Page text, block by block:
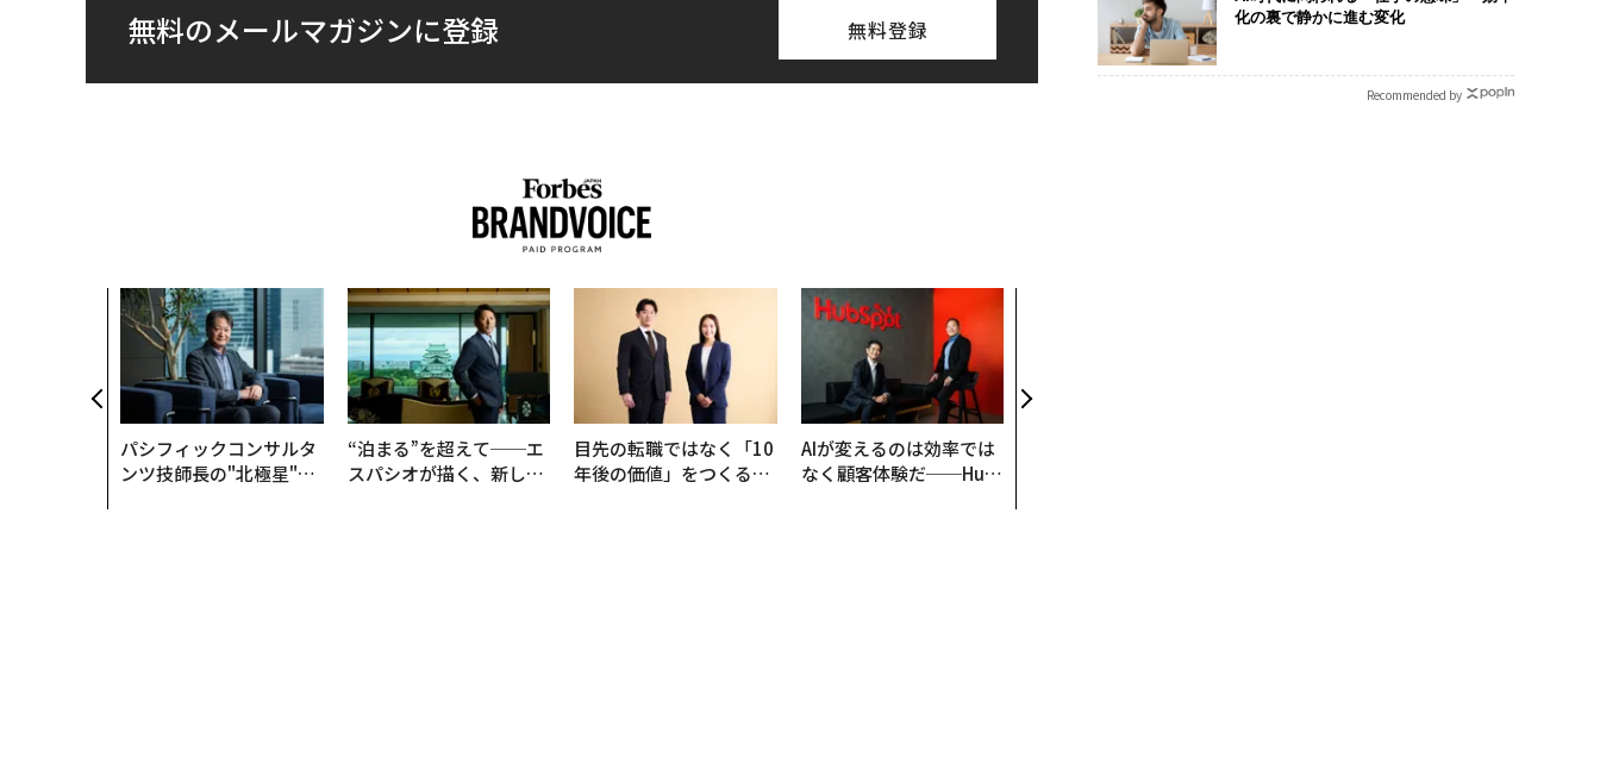
無料のメールマガジンに登録 無料登録
パシフィックコンサルタ
ンツ技師長の"北極星"。
“泊まる”を超えて──エ
スパシオが描く、新しい
目先の転職ではなく「10
年後の価値」をつくる─
AIが変えるのは効率では
なく顧客体験だ──Hub
化の裏で静かに進む変化
Recommended by